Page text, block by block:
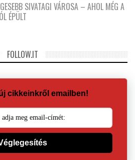
SIVATAGI VÁROSA – AHOL MÉG A
ÉPÜLT
FOLLOW.IT
cikkeinkről emailben!